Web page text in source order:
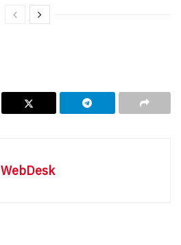
WebDesk